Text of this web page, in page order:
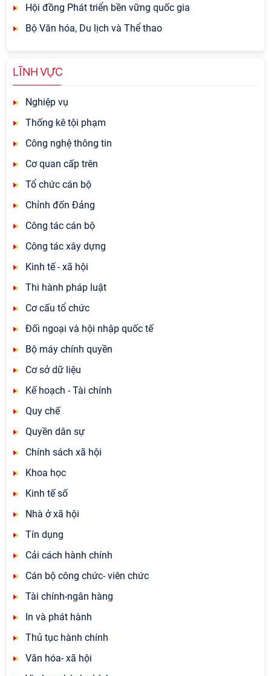
Hội đồng Phát triển bền vững quốc gia
Bộ Văn hóa, Du lịch và Thể thao
LĨNH VỰC
Nghiệp vụ
Thống kê tội phạm
Công nghệ thông tin
Cơ quan cấp trên
Tổ chức cán bộ
Chỉnh đốn Đảng
Công tác cán bộ
Công tác xây dựng
Kinh tế - xã hội
Thi hành pháp luật
Cơ cấu tổ chức
Đối ngoại và hội nhập quốc tế
Bộ máy chính quyền
Cơ sở dữ liệu
Kế hoạch - Tài chính
Quy chế
Quyền dân sự
Chính sách xã hội
Khoa học
Kinh tế số
Nhà ở xã hội
Tín dụng
Cải cách hành chính
Cán bộ công chức- viên chức
Tài chính-ngân hàng
In và phát hành
Thủ tục hành chính
Văn hóa- xã hội